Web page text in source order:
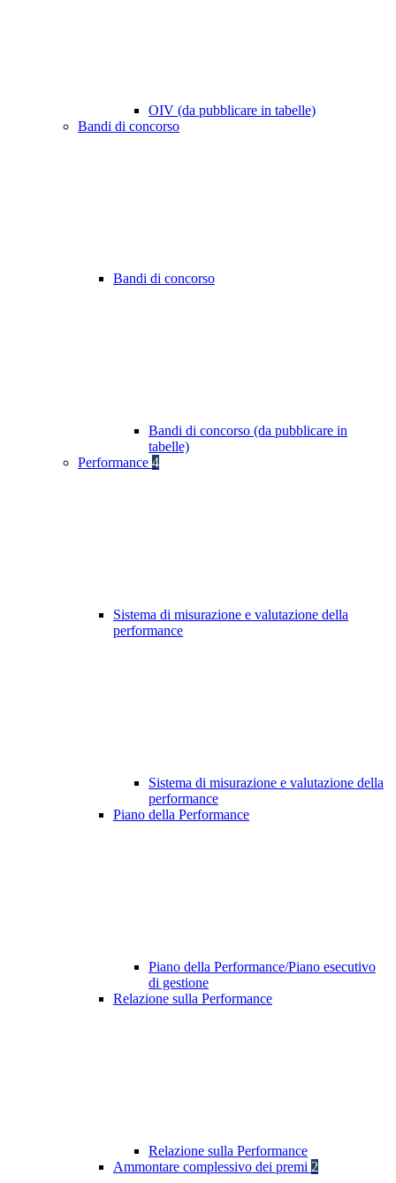
OIV (da pubblicare in tabelle)
Bandi di concorso
Bandi di concorso
Bandi di concorso (da pubblicare in
tabelle)
Performance 4
Sistema di misurazione e valutazione della
performance
Sistema di misurazione e valutazione della
performance
Piano della Performance
Piano della Performance/Piano esecutivo
di gestione
Relazione sulla Performance
Relazione sulla Performance
Ammontare complessivo dei premi 2